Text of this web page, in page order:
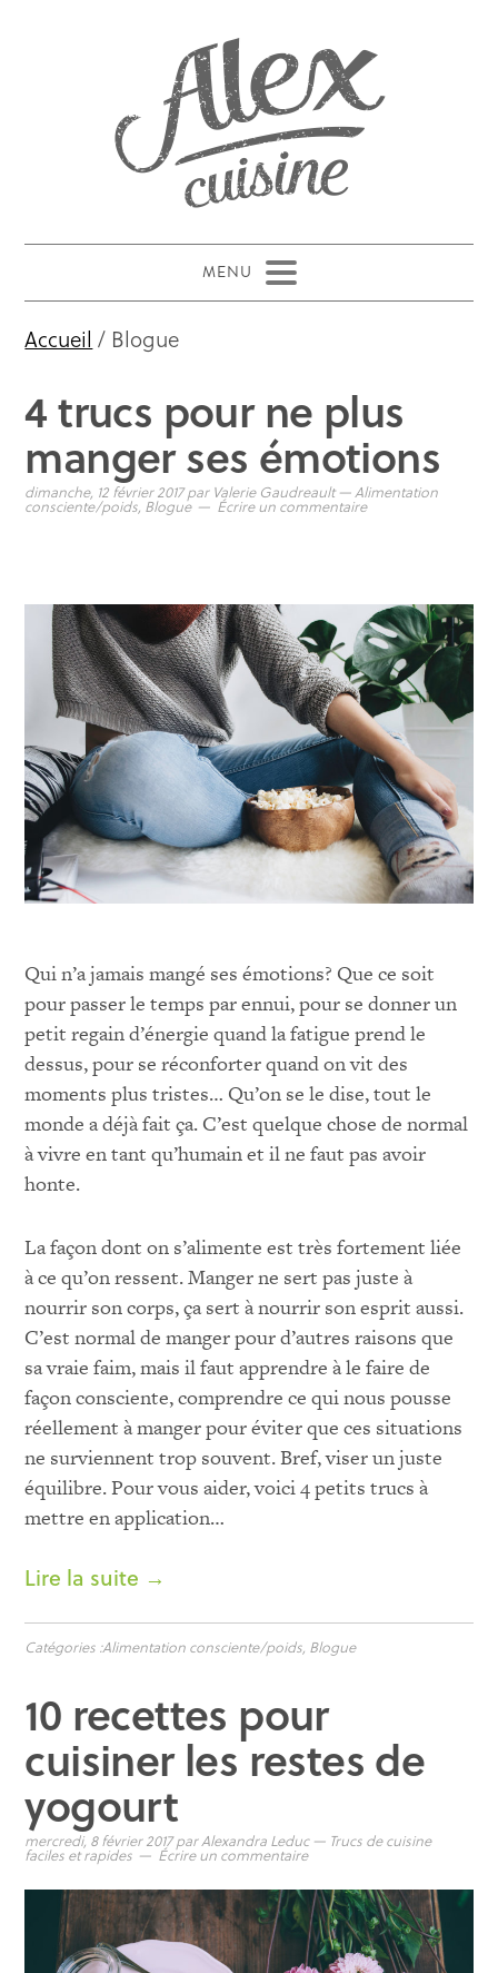
Accueil / Blogue
4 trucs pour ne plus
manger ses émotions
dimanche, 12 février 2017par Valerie Gaudreault —Alimentation
consciente/poids, Blogue Écrire un commentaire
Qui n’a jamais mangé ses émotions? Que ce soit
pour passer le temps par ennui, pour se donner un
petit regain d’énergie quand la fatigue prend le
dessus, pour se réconforter quand on vit des
moments plus tristes… Qu’on se le dise, tout le
monde a déjà fait ça. C’est quelque chose de normal
à vivre en tant qu’humain et il ne faut pas avoir
honte.
La façon dont on s’alimente est très fortement liée
à ce qu’on ressent. Manger ne sert pas juste à
nourrir son corps, ça sert à nourrir son esprit aussi.
C’est normal de manger pour d’autres raisons que
sa vraie faim, mais il faut apprendre à le faire de
façon consciente, comprendre ce qui nous pousse
réellement à manger pour éviter que ces situations
ne surviennent trop souvent. Bref, viser un juste
équilibre. Pour vous aider, voici 4 petits trucs à
mettre en application…
Lire la suite →
Catégories :Alimentation consciente/poids Blogue
10 recettes pour
cuisiner les restes de
yogourt
mercredi, 8 février 2017parAlexandra Leduc — Trucs de cuisine
faciles et rapides Écrire un commentaire